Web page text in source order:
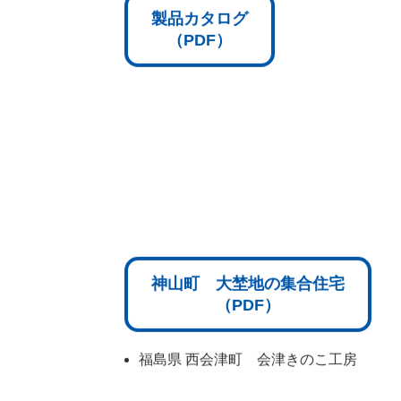
製品カタログ
（PDF）
神山町 大埜地の集合住宅
（PDF）